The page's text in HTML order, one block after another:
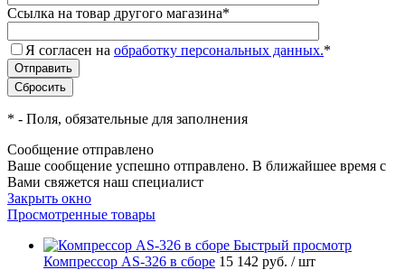
Ссылка на товар другого магазина*
Я согласен на обработку персональных данных.*
* - Поля, обязательные для заполнения
Сообщение отправлено
Ваше сообщение успешно отправлено. В ближайшее время с
Вами свяжется наш специалист
Закрыть окно
Просмотренные товары
Быстрый просмотр
Компрессор AS-326 в сборе 15 142 руб. / шт